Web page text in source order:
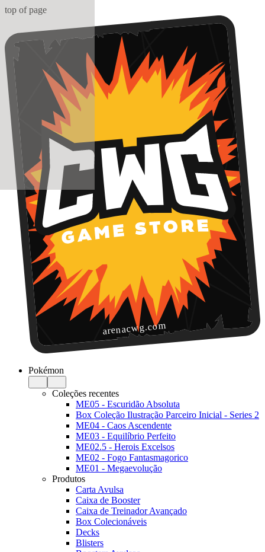
top of page
arenacwg.com
Pokémon
Coleções recentes
ME05 - Escuridão Absoluta
Box Coleção Ilustração Parceiro Inicial - Series 2
ME04 - Caos Ascendente
ME03 - Equilíbrio Perfeito
ME02.5 - Herois Excelsos
ME02 - Fogo Fantasmagorico
ME01 - Megaevolução
Produtos
Carta Avulsa
Caixa de Booster
Caixa de Treinador Avançado
Box Colecionáveis
Decks
Blisters